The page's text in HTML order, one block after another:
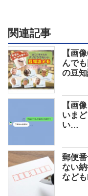
関連記事
【画
んで
の豆
【画
いま
い…
郵便
ない
なども